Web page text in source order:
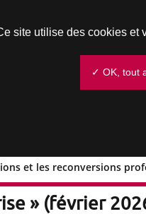
et les reconversions
et les
» (février
site utilise des cookies et
✓ OK, tout